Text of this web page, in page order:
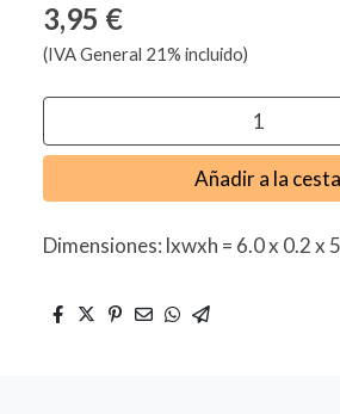
3,95 €
(IVA General 21% incluido)
Añadir a la cesta
Dimensiones: lxwxh = 6.0 x 0.2 x